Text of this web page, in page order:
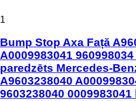
1
Bump Stop Axa Față
A0009983041
paredzēts Mercedes-
A9603238040
9603238040